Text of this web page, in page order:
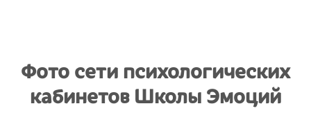
Фото сети психологических
кабинетов Школы Эмоций